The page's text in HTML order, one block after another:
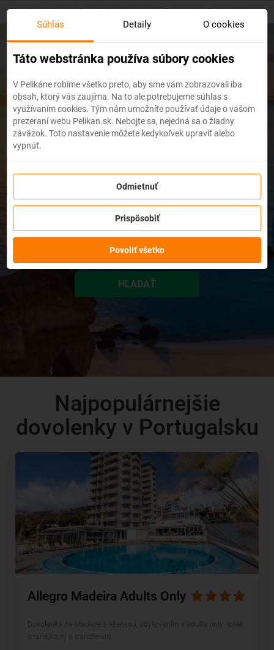
Skip
content
Hlavná stránka / Dovolenky pri mori / Dovolenka v Portugalsku
First minute dovolenka v
Portugalsku 2026
dní
HĽADAŤ
Najpopulárnejšie
dovolenky v Portugalsku
Allegro Madeira Adults Only
Súhlas Detaily O cookies
Táto webstránka používa súbory cookies
V Pelikáne robíme všetko preto, aby sme vám zobrazovali iba
obsah, ktorý vás zaujíma. Na to ale potrebujeme súhlas s
využívaním cookies. Tým nám umožníte používať údaje o vašom
prezeraní webu Pelikan.sk. Nebojte sa, nejedná sa o žiadny
záväzok. Toto nastavenie môžete kedykoľvek upraviť alebo
vypnúť.
Odmietnuť
Prispôsobiť
Povoliť všetko